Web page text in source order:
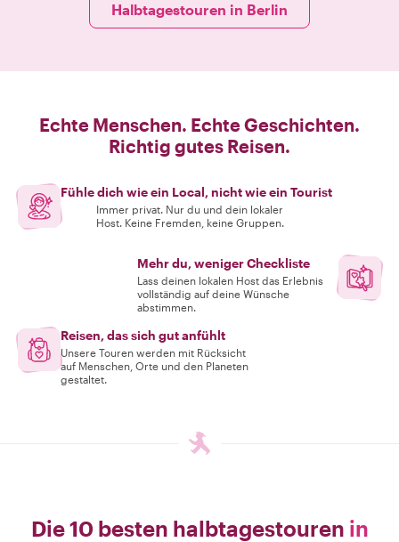
Halbtagestouren in Berlin
Echte Menschen. Echte Geschichten.
Richtig gutes Reisen.
Fühle dich wie ein Local, nicht wie ein Tourist
Immer privat. Nur du und dein lokaler
Host. Keine Fremden, keine Gruppen.
Mehr du, weniger Checkliste
Lass deinen lokalen Host das Erlebnis
vollständig auf deine Wünsche
abstimmen.
Reisen, das sich gut anfühlt
Unsere Touren werden mit Rücksicht
auf Menschen, Orte und den Planeten
gestaltet.
Die 10 besten halbtagestouren in